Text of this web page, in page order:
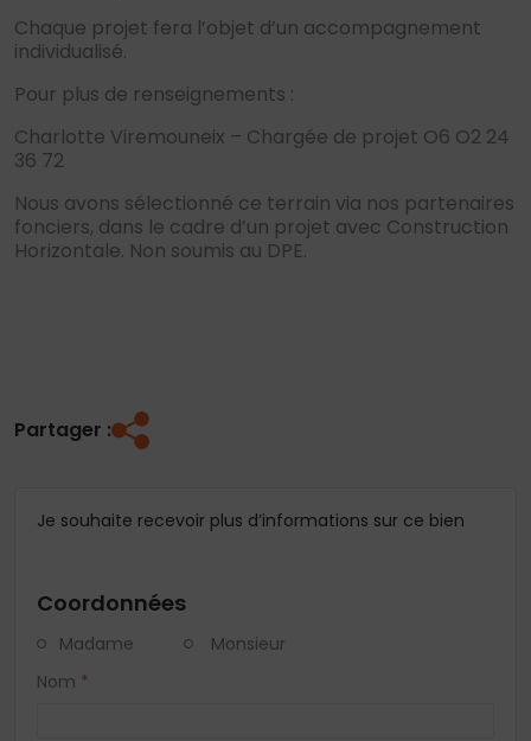
Chaque projet fera l’objet d’un accompagnement
individualisé.
Pour plus de renseignements :
Charlotte Viremouneix – Chargée de projet O6 O2 24
36 72
Nous avons sélectionné ce terrain via nos partenaires
fonciers, dans le cadre d’un projet avec Construction
Horizontale. Non soumis au DPE.
Partager :
Je souhaite recevoir plus d’informations sur ce bien
Coordonnées
Madame
Monsieur
Nom *